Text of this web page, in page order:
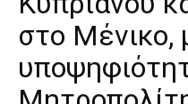
στο Μένικο,